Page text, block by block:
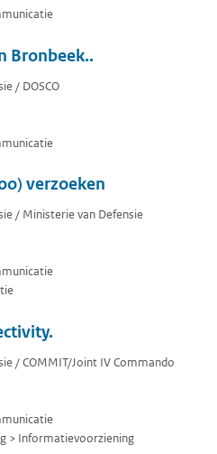
Bronbeek..
/ DOSCO
verzoeken
/ Ministerie van Defensie
/ COMMIT/Joint IV Commando
> Informatievoorziening